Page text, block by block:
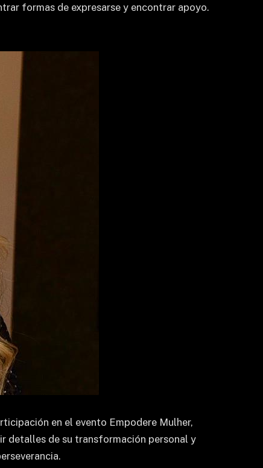
formas de expresarse y encontrar apoyo.
en el evento Empodere Mulher,
detalles de su transformación personal y